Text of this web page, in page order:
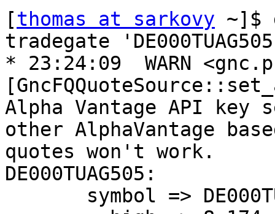
[thomas at sarkovy ~]$
tradegate
* 23:24:09  WARN
Alpha Vantage API key
other AlphaVantage
quotes won't work.
DE000TUAG505: